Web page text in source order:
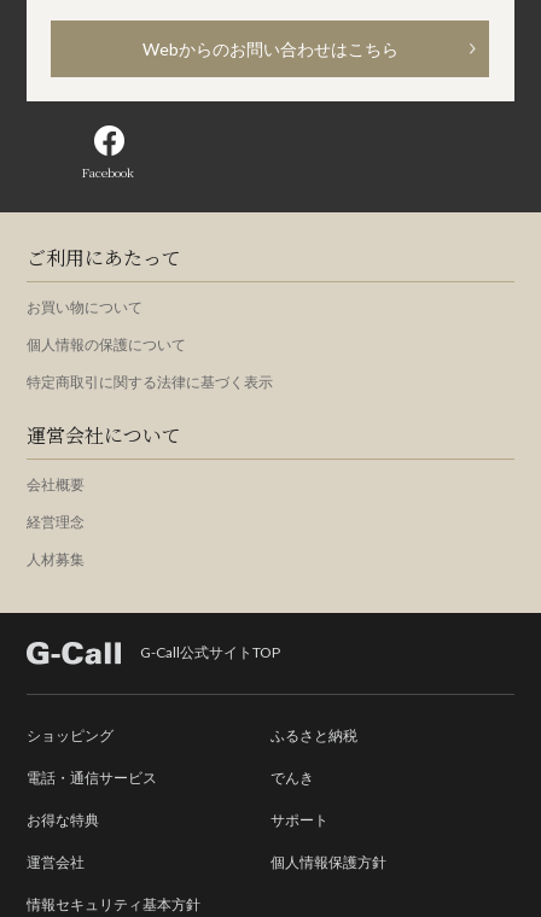
Webからのお問い合わせはこちら
Facebook
ご利用にあたって
お買い物について
個人情報の保護について
特定商取引に関する法律に基づく表示
運営会社について
会社概要
経営理念
人材募集
G-Call公式サイトTOP
ショッピング ふるさと納税
電話・通信サービス でんき
お得な特典 サポート
運営会社 個人情報保護方針
情報セキュリティ基本方針